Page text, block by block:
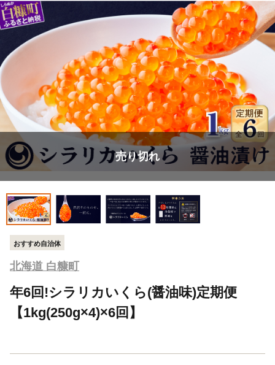
売り切れ
おすすめ自治体
北海道 白糠町
年6回!シラリカいくら(醤油味)定期便
【1kg(250g×4)×6回】